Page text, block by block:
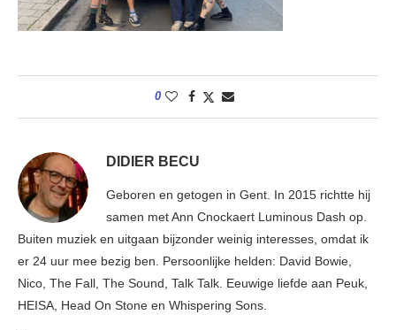
0
DIDIER BECU
Geboren en getogen in Gent. In 2015 richtte hij
samen met Ann Cnockaert Luminous Dash op.
Buiten muziek en uitgaan bijzonder weinig interesses, omdat ik
er 24 uur mee bezig ben. Persoonlijke helden: David Bowie,
Nico, The Fall, The Sound, Talk Talk. Eeuwige liefde aan Peuk,
HEISA, Head On Stone en Whispering Sons.